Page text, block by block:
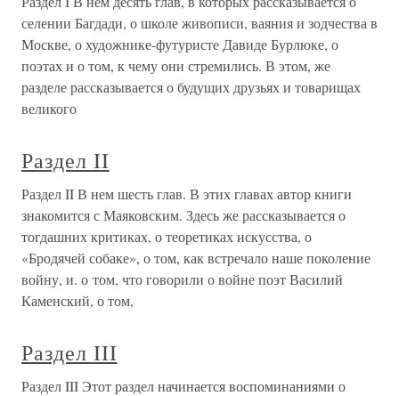
селении Багдади, о школе живописи, ваяния и зодчества в
Москве, о художнике-футуристе Давиде Бурлюке, о
поэтах и о том, к чему они стремились. В этом, же
разделе рассказывается о будущих друзьях и товарищах
великого
Раздел II
Раздел II В нем шесть глав. В этих главах автор книги
знакомится с Маяковским. Здесь же рассказывается о
тогдашних критиках, о теоретиках искусства, о
«Бродячей собаке», о том, как встречало наше поколение
войну, и. о том, что говорили о войне поэт Василий
Каменский, о том,
Раздел III
Раздел III Этот раздел начинается воспоминаниями о